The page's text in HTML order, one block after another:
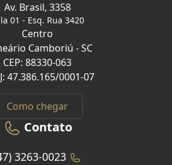
Av. Brasil, 3358
01 - Esq. Rua 3420
Centro
Camboriú - SC
CEP: 88330-063
47.386.165/0001-07
Como chegar
Contato
3263-0023